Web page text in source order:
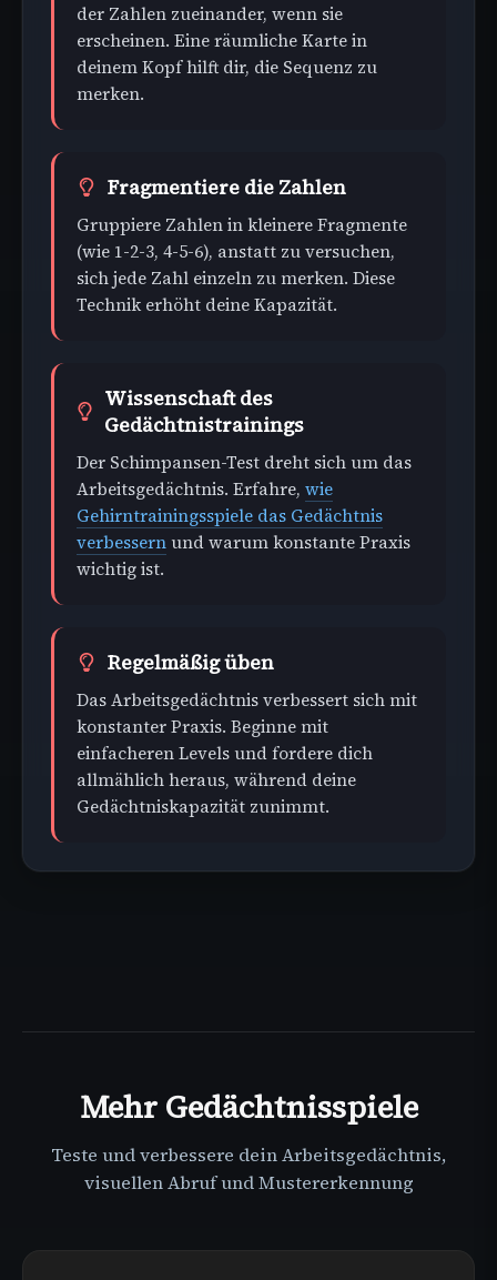
der Zahlen zueinander, wenn sie
erscheinen. Eine räumliche Karte in
deinem Kopf hilft dir, die Sequenz zu
merken.
Fragmentiere die Zahlen
Gruppiere Zahlen in kleinere Fragmente
(wie 1-2-3, 4-5-6), anstatt zu versuchen,
sich jede Zahl einzeln zu merken. Diese
Technik erhöht deine Kapazität.
Wissenschaft des
Gedächtnistrainings
Der Schimpansen-Test dreht sich um das
Arbeitsgedächtnis. Erfahre, wie
Gehirntrainingsspiele das Gedächtnis
verbessernund warum konstante Praxis
wichtig ist.
Regelmäßig üben
Das Arbeitsgedächtnis verbessert sich mit
konstanter Praxis. Beginne mit
einfacheren Levels und fordere dich
allmählich heraus, während deine
Gedächtniskapazität zunimmt.
Mehr Gedächtnisspiele
Teste und verbessere dein Arbeitsgedächtnis,
visuellen Abruf und Mustererkennung